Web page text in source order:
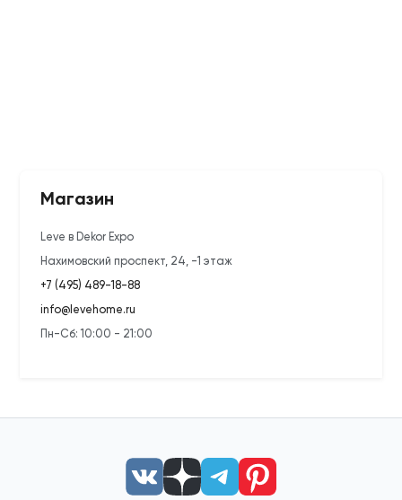
Магазин
Leve в Dekor Expo
Нахимовский проспект, 24, -1 этаж
+7 (495) 489-18-88
info@levehome.ru
Пн-Сб: 10:00 - 21:00